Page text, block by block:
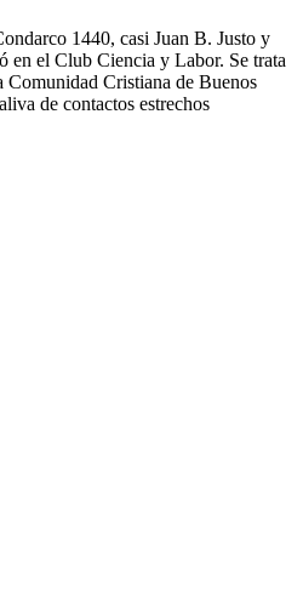
1440, casi Juan B. Justo y
en el Club Ciencia y Labor. Se trata
Comunidad Cristiana de Buenos
de contactos estrechos